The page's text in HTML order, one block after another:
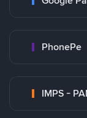
PhonePe
IMPS -